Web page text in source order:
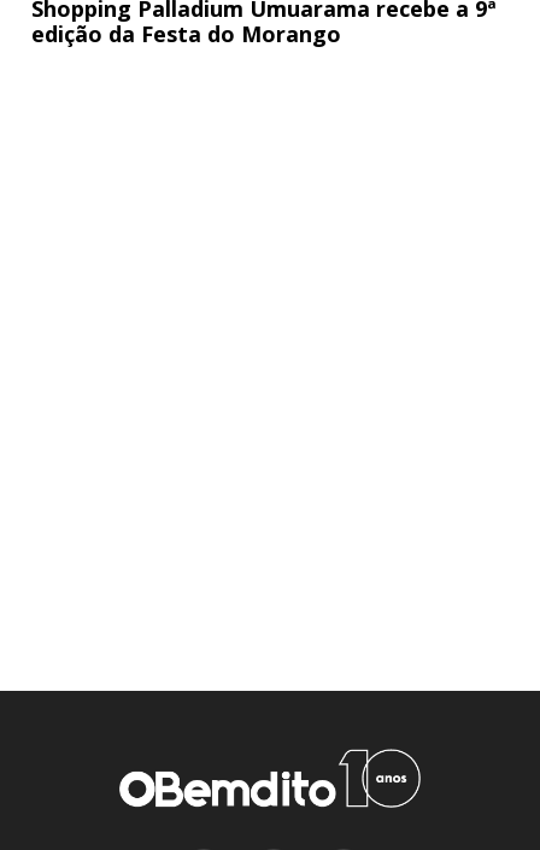
Shopping Palladium Umuarama recebe a 9ª
edição da Festa do Morango